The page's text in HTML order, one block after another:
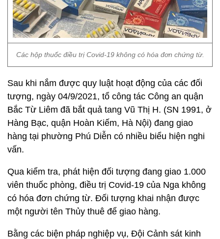
Các hộp thuốc điều trị Covid-19 không có hóa đơn chứng từ.
Sau khi nắm được quy luật hoạt động của các đối
tượng, ngày 04/9/2021, tổ công tác Công an quận
Bắc Từ Liêm đã bắt quả tang Vũ Thị H. (SN 1991, ở
Hàng Bạc, quận Hoàn Kiếm, Hà Nội) đang giao
hàng tại phường Phú Diễn có nhiều biểu hiện nghi
vấn.
Qua kiểm tra, phát hiện đối tượng đang giao 1.000
viên thuốc phòng, điều trị Covid-19 của Nga không
có hóa đơn chứng từ. Đối tượng khai nhận được
một người tên Thủy thuê để giao hàng.
Bằng các biện pháp nghiệp vụ, Đội Cảnh sát kinh